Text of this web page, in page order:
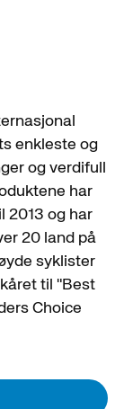
enkleste og
og verdifull
har
2013 og har
20 land på
syklister
til "Best
Choice